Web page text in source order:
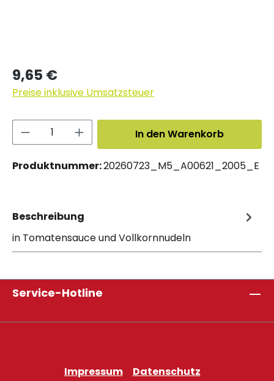
Regulärer Preis:
9,65 €
Preise inklusive Umsatzsteuer
Produkt Anzahl: Gib den
In den Warenkorb
Produktnummer:20260723_M5_A00621_2005_E
Beschreibung
in Tomatensauce und Vollkornnudeln
Service-Hotline
Impressum Datenschutz